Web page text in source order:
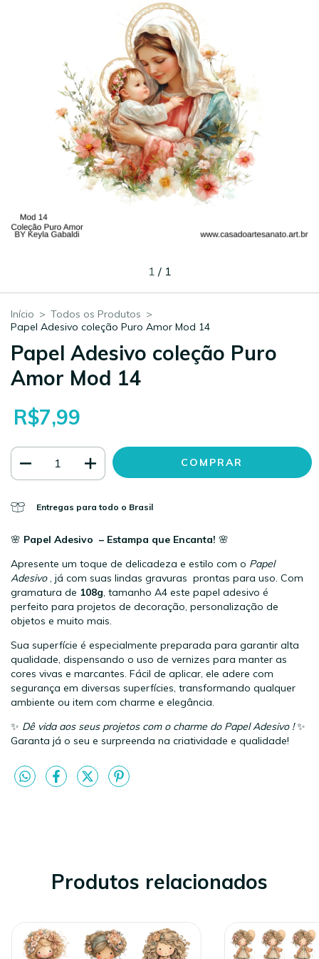
1 / 1
Início > Todos os Produtos >
Papel Adesivo coleção Puro Amor Mod 14
Papel Adesivo coleção Puro
Amor Mod 14
R$7,99
Entregas para todo o Brasil
🌸 Papel Adesivo – Estampa que Encanta! 🌸
Apresente um toque de delicadeza e estilo com o Papel
Adesivo, já com suas lindas gravuras prontas para uso. Com
gramatura de 108g, tamanho A4 este papel adesivo é
perfeito para projetos de decoração, personalização de
objetos e muito mais.
Sua superfície é especialmente preparada para garantir alta
qualidade, dispensando o uso de vernizes para manter as
cores vivas e marcantes. Fácil de aplicar, ele adere com
segurança em diversas superfícies, transformando qualquer
ambiente ou item com charme e elegância.
✨ Dê vida aos seus projetos com o charme do Papel Adesivo !✨
Garanta já o seu e surpreenda na criatividade e qualidade!
Produtos relacionados